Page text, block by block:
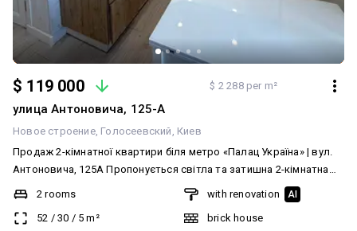
$ 119 000 $ 2 288 per m²
улица Антоновича, 125-А
Новое строение Голосеевский Киев
Продаж 2-кімнатної квартири біля метро «Палац Україна» | вул.
Антоновича, 125А Пропонується світла та затишна 2-кімнатна
квартира загальною площею 51,8 м² (52 м² фактично),
Розташована на 8 поверсі 17-поверхового монолітно-
каркасного будинку. Планування: Дві окремі кімнати; Простора
2 rooms
52 / 30 / 5 m²
with renovation AI
brick house